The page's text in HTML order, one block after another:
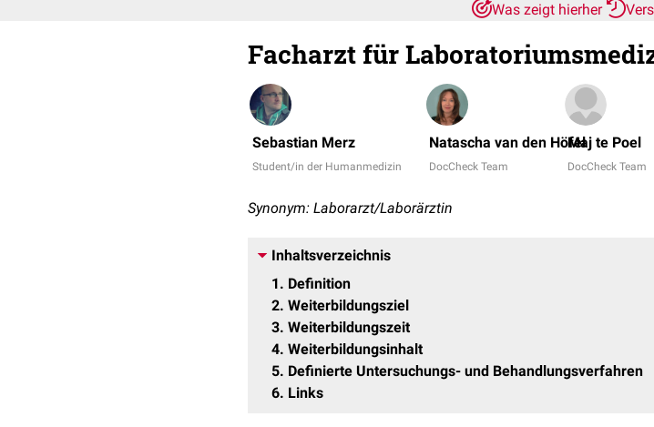
Was zeigt hierher
Facharzt für
Sebastian Merz
Student/in der Humanmedizin
Natascha van den Höfel
DocCheck Team
Maj te Poel
DocCheck Team
Synonym: Laborarzt/Laborärztin
Inhaltsverzeichnis
1
Definition
2 Weiterbildungsziel
3 Weiterbildungszeit
4 Weiterbildungsinhalt
5 Definierte Untersuchungs- und Behandlungsverfahren
6 Links